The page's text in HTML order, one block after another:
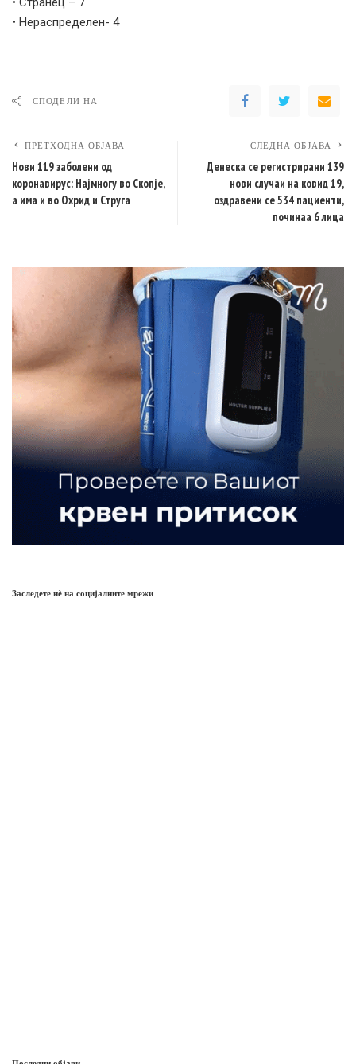
• Нераспределен- 4
СПОДЕЛИ НА
ПРЕТХОДНА ОБЈАВА
Нови 119 заболени од
коронавирус: Најмногу во Скопје,
а има и во Охрид и Струга
СЛЕДНА ОБЈАВА
Денеска се регистрирани 139
нови случаи на ковид 19,
оздравени се 534 пациенти,
починаа 6 лица
Заследете нѐ на социјалните мрежи